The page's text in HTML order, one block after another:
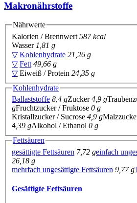
Makronährstoffe
Nährwerte
Kalorien / Brennwert 587 kcal
Wasser 1,81 g
▽ Kohlenhydrate 21,26 g
▽ Fett 49,66 g
▽ Eiweiß / Protein 24,35 g
Kohlenhydrate
Ballaststoffe 8,4 gZucker4,9 g
gFruchtzucker / Fruktose 0 g
Kristallzucker / Sucrose 4,9 g
4,39 gAlkohol / Ethanol 0 g
Fettsäuren
gesättigte Fettsäuren 7,72 geinfach
26,18 g
mehrfach ungesättigte Fettsäuren 9,77 g
Gesättigte Fettsäuren